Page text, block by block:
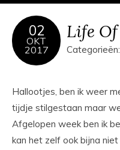
02
OKT
2017
Life
Categorieën:
Hallootjes, ben ik weer
tijdje stilgestaan maar
Afgelopen week ben ik
kan het zelf ook bijna